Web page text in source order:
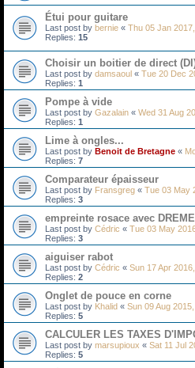
Étui pour guitare
Last post by bernie « Thu 05 Jan
Replies: 15
Choisir un boitier de direct
Last post by damsaoul « Tue 20 Dec
Replies: 1
Pompe à vide
Last post by Gazalain « Wed 31 Aug
Replies: 1
Lime à ongles...
Last post by Benoit de Bretagne «
Replies: 7
Comparateur épaisseur
Last post by Fransgreg « Tue 03 May
Replies: 3
empreinte rosace avec
Last post by Cédric « Tue 03 May
Replies: 3
aiguiser rabot
Last post by Cédric « Sun 17 Apr
Replies: 2
Onglet de pouce en corne
Last post by Khalid « Sun 09 Aug
Replies: 5
CALCULER LES TAXES
Last post by marsupioux « Sat 11 Jul
Replies: 5